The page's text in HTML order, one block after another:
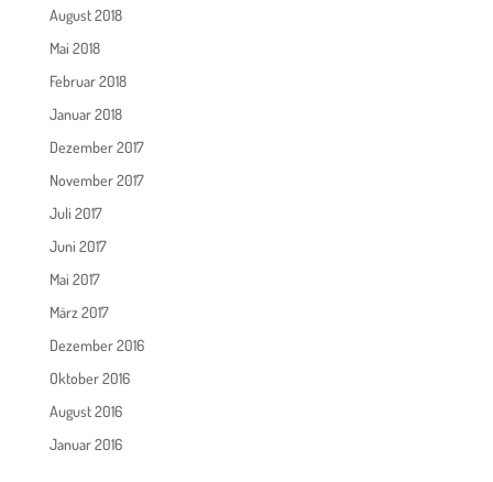
August 2018
Mai 2018
Februar 2018
Januar 2018
Dezember 2017
November 2017
Juli 2017
Juni 2017
Mai 2017
März 2017
Dezember 2016
Oktober 2016
August 2016
Januar 2016